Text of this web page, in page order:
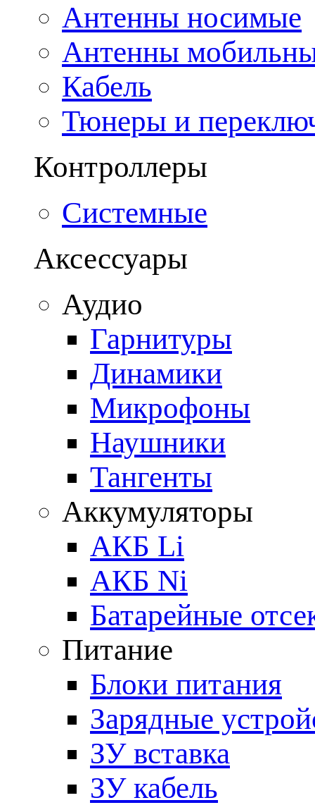
Антенны носимые
Антенны
Кабель
Тюнеры и
Контроллеры
Системные
Аксессуары
Аудио
Гарнитуры
Динамики
Микрофоны
Наушники
Тангенты
Аккумуляторы
АКБ Li
АКБ Ni
Батарейные
Питание
Блоки питания
Зарядные
ЗУ вставка
ЗУ кабель